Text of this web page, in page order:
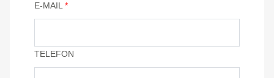
E-MAIL *
TELEFON